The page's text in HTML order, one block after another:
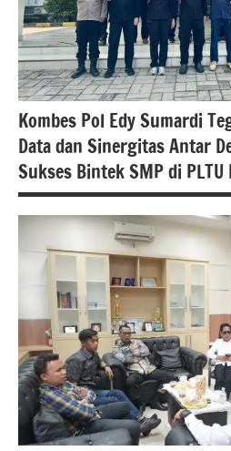
Kombes Pol Edy Sumardi
Data dan Sinergitas Antar
Sukses Bintek SMP di PLTU
banten
berita
nasional
polri